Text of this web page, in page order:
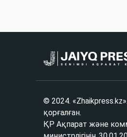
© 2024.
қорғалған.
ҚР Ақпарат және